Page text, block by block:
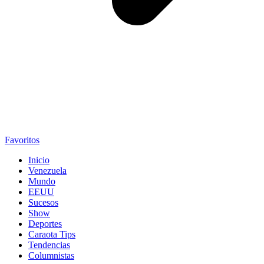
Favoritos
Inicio
Venezuela
Mundo
EEUU
Sucesos
Show
Deportes
Caraota Tips
Tendencias
Columnistas